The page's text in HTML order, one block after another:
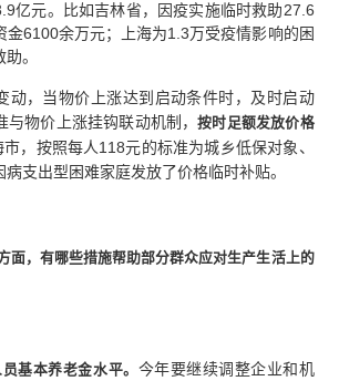
亿元。比如吉林省，因疫实施临时救助27.6
金6100余万元；上海为1.3万受疫情影响的困
。
动，当物价上涨达到启动条件时，及时启动
与物价上涨挂钩联动机制，按时足额发放价格
，按照每人118元的标准为城乡低保对象、
支出型困难家庭发放了价格临时补贴。
面，有哪些措施帮助部分群众应对生产生活上的
基本养老金水平。 今年要继续调整企业和机